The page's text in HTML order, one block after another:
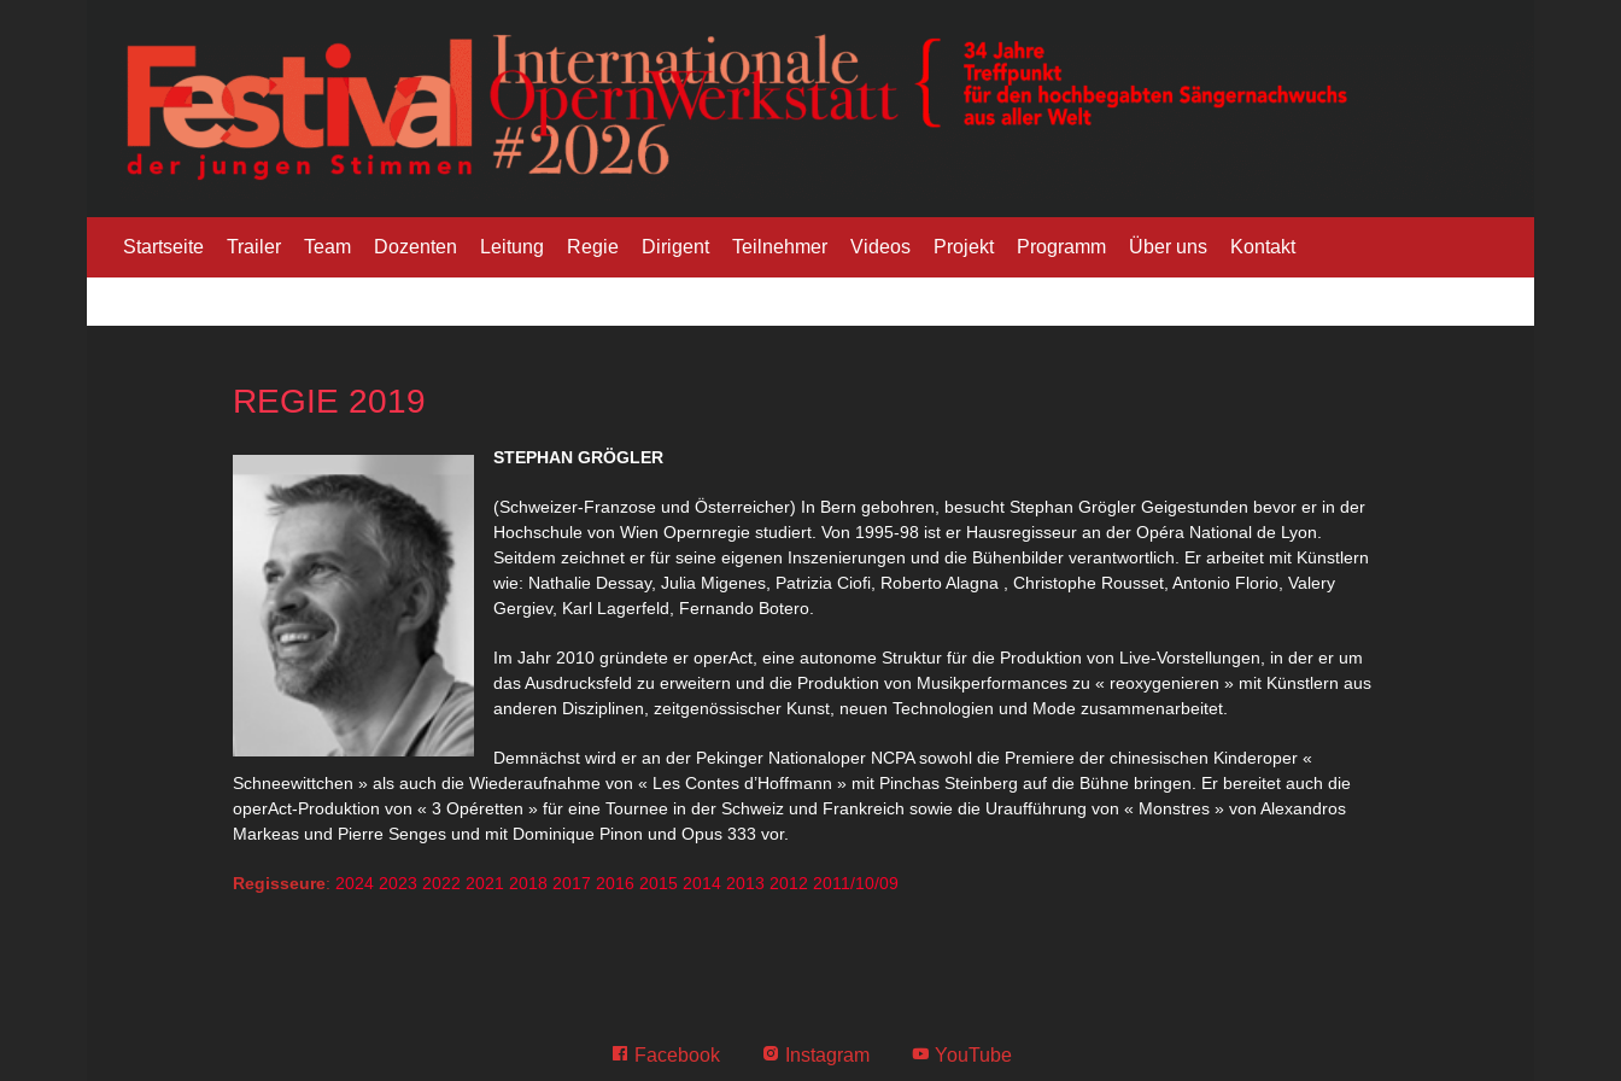
Internationale Opernwerkstatt
Festival der jungen Stimmen
Startseite Trailer Team Dozenten Leitung Regie Dirigent Teilnehmer Videos Projekt Programm Über uns Kontakt
REGIE 2019
STEPHAN GRÖGLER
(Schweizer-Franzose und Österreicher) In Bern gebohren, besucht Stephan Grögler Geigestunden bevor er in der
Hochschule von Wien Opernregie studiert. Von 1995-98 ist er Hausregisseur an der Opéra National de Lyon.
Seitdem zeichnet er für seine eigenen Inszenierungen und die Bühenbilder verantwortlich. Er arbeitet mit Künstlern
wie: Nathalie Dessay, Julia Migenes, Patrizia Ciofi, Roberto Alagna , Christophe Rousset, Antonio Florio, Valery
Gergiev, Karl Lagerfeld, Fernando Botero.
Im Jahr 2010 gründete er operAct, eine autonome Struktur für die Produktion von Live-Vorstellungen, in der er um
das Ausdrucksfeld zu erweitern und die Produktion von Musikperformances zu « reoxygenieren » mit Künstlern aus
anderen Disziplinen, zeitgenössischer Kunst, neuen Technologien und Mode zusammenarbeitet.
Demnächst wird er an der Pekinger Nationaloper NCPA sowohl die Premiere der chinesischen Kinderoper «
Schneewittchen » als auch die Wiederaufnahme von « Les Contes d’Hoffmann » mit Pinchas Steinberg auf die Bühne bringen. Er bereitet auch die
operAct-Produktion von « 3 Opéretten » für eine Tournee in der Schweiz und Frankreich sowie die Uraufführung von « Monstres » von Alexandros
Markeas und Pierre Senges und mit Dominique Pinon und Opus 333 vor.
Regisseure: 2024 2023 2022 2021 2018 2017 2016 2015 2014 2013 2012 2011/10/09
Facebook Instagram YouTube